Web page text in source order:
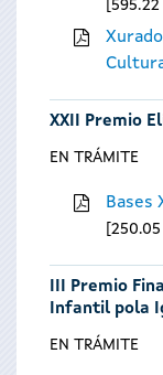
595.22
XXII Premio
EN TRÁMITE
Bases
250.05
III Premio
Infantil pola
EN TRÁMITE